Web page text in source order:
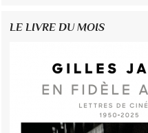
LE LIVRE DU MOIS